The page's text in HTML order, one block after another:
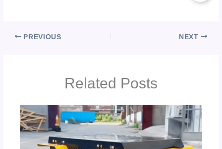
PREVIOUS NEXT
Related Posts